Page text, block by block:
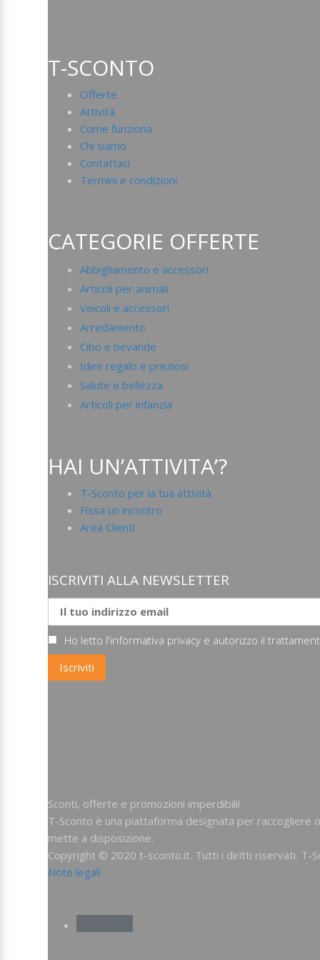
T-SCONTO
Offerte
Attività
Come funziona
Chi siamo
Contattaci
Termini e condizioni
CATEGORIE OFFERTE
Abbigliamento e accessori
Articoli per animali
Veicoli e accessori
Arredamento
Cibo e bevande
Idee regalo e preziosi
Salute e bellezza
Articoli per infanzia
HAI UN’ATTIVITA’?
T-Sconto per la tua attività
Fissa un incontro
Area Clienti
ISCRIVITI ALLA NEWSLETTER
Ho letto l'informativa privacy e autorizzo il
Sconti, offerte e promozioni imperdibili!
T-Sconto è una piattaforma designata per raccogliere
mette a disposizione.
Copyright © 2020 t-sconto.it. Tutti i diritti riservati. T-
Note legali